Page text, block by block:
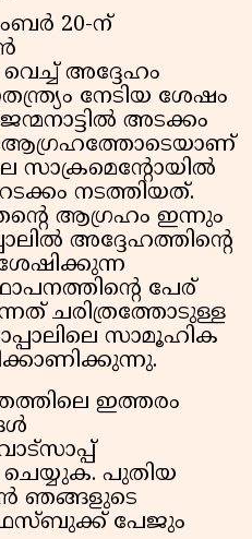
20-ന്
അദ്ദേഹം
നേടിയ ശേഷം
അടക്കം
ആഗ്രഹത്തോടെയാണ്
സാക്രമെന്റോയിൽ
നടത്തിയത്.
ആഗ്രഹം ഇന്നും
അദ്ദേഹത്തിന്റെ
പേര്
ചരിത്രത്തോടുള്ള
സാമൂഹിക
ഇത്തരം
ചെയ്യുക. പുതിയ
ഞങ്ങളുടെ
പേജും